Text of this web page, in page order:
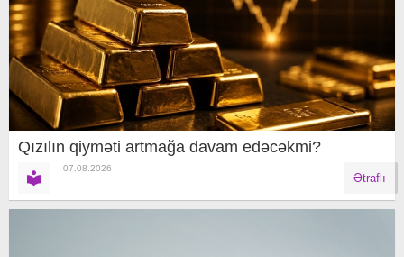
Qızılın qiyməti artmağa davam edəcəkmi?
07.08.2026
Ətraflı